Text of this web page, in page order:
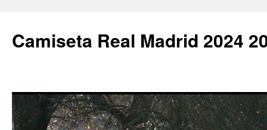
Camiseta Real Madrid 2024